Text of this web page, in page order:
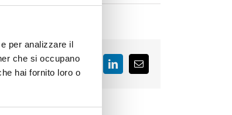
per analizzare il
che si occupano
hai fornito loro o
FacebookLinkedInEmail